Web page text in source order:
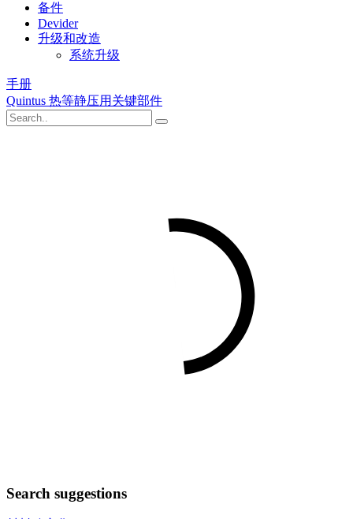
备件
Devider
升级和改造
系统升级
手册
Quintus 热等静压用关键部件
Search suggestions